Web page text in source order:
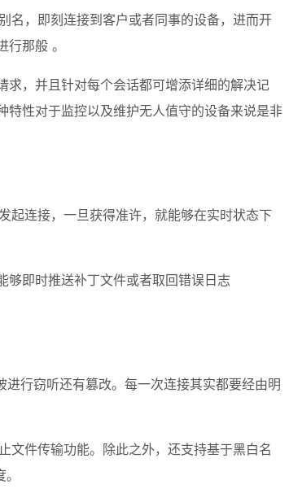
名，即刻连接到客户或者同事的设备，进而开
那般 。
求，并且针对每个会话都可增添详细的解决记
性对于监控以及维护无人值守的设备来说是非
起连接，一旦获得准许，就能够在实时状态下
够即时推送补丁文件或者取回错误日志
行窃听还有篡改。每一次连接其实都要经由明
文件传输功能。除此之外，还支持基于黑白名